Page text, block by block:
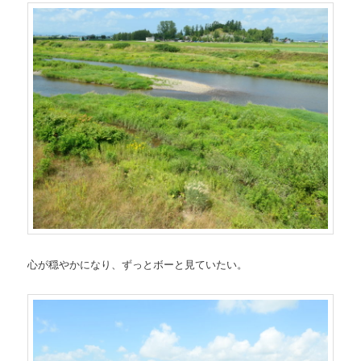
心が穏やかになり、ずっとボーと見ていたい。